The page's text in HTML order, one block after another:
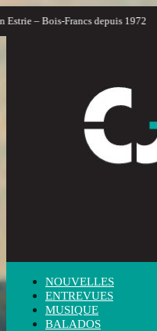
– Bois-Francs depuis 1972 |
NOUVELLES
ENTREVUES
MUSIQUE
BALADOS